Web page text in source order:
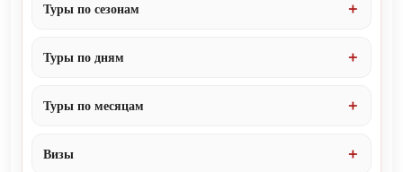
Туры по сезонам
Туры по дням
Туры по месяцам
Визы